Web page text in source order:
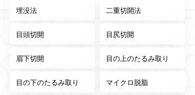
埋没法 二重切開法
目頭切開 目尻切開
眉下切開 目の上のたるみ取り
目の下のたるみ取り マイクロ脱脂